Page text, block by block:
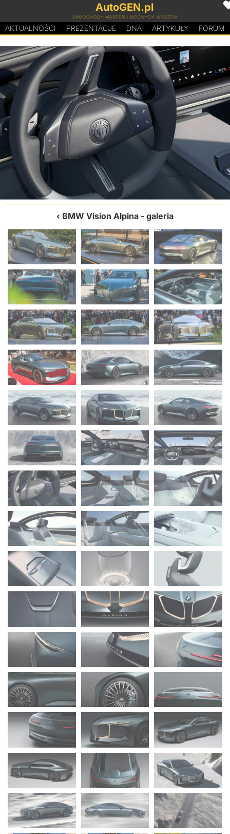
AutoGEN.pl
SAMOCHODY MARZEŃ I MOCNYCH WRAŻEŃ
AKTUALNOŚCI PREZENTACJE DNA ARTYKUŁY FORUM
BMW Vision Alpina - galeria